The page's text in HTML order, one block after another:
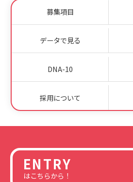
募集項目
データで見る
DNA-10
採用について
ENTRY
はこちらから！